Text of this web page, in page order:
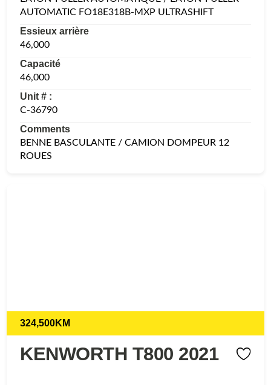
AUTOMATIC FO18E318B-MXP ULTRASHIFT
Essieux arrière
46,000
Capacité
46,000
Unit # :
C-36790
Comments
BENNE BASCULANTE / CAMION DOMPEUR 12
ROUES
324,500KM
KENWORTH T800 2021